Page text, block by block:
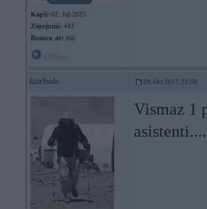
Kopš: 02. Jul 2015
Ziņojumi: 443
Braucu ar: e60
kurbuls 03. Oct 2017, 21:58
Vismaz 1
asistenti....